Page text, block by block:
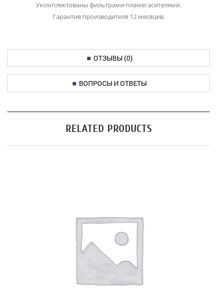
Укомплектованы фильтрами-пламегасителями.
Гарантия производителя 12 месяцев.
ОТЗЫВЫ (0)
ВОПРОСЫ И ОТВЕТЫ
RELATED PRODUCTS